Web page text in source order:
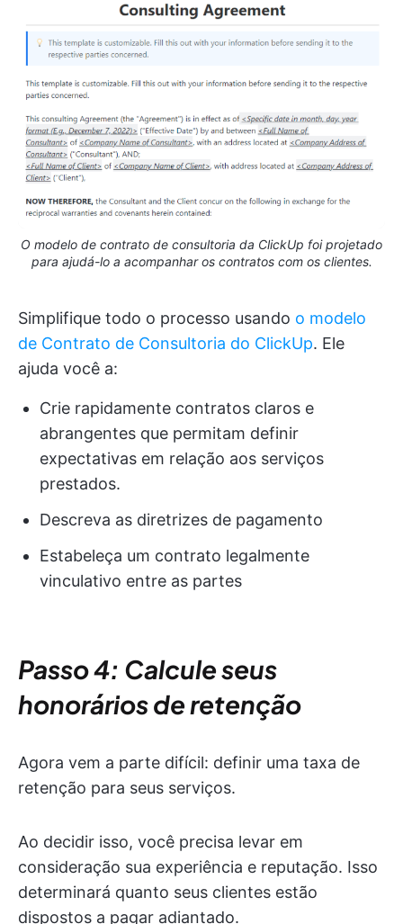
O modelo de contrato de consultoria da ClickUp foi projetado
para ajudá-lo a acompanhar os contratos com os clientes.
Simplifique todo o processo usando o modelo
de Contrato de Consultoria do ClickUp. Ele
ajuda você a:
Crie rapidamente contratos claros e
abrangentes que permitam definir
expectativas em relação aos serviços
prestados.
Descreva as diretrizes de pagamento
Estabeleça um contrato legalmente
vinculativo entre as partes
Passo 4: Calcule seus
honorários de retenção
Agora vem a parte difícil: definir uma taxa de
retenção para seus serviços.
Ao decidir isso, você precisa levar em
consideração sua experiência e reputação. Isso
determinará quanto seus clientes estão
dispostos a pagar adiantado.